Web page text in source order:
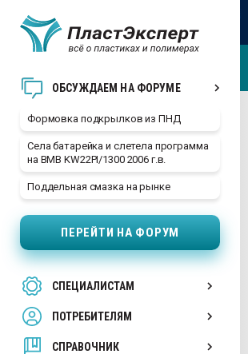
ОБСУЖДАЕМ НА ФОРУМЕ
Формовка подкрылков из ПНД
Села батарейка и слетела программа
на BMB KW22PI/1300 2006 г.в.
Поддельная смазка на рынке
ПЕРЕЙТИ НА ФОРУМ
СПЕЦИАЛИСТАМ
ПОТРЕБИТЕЛЯМ
СПРАВОЧНИК